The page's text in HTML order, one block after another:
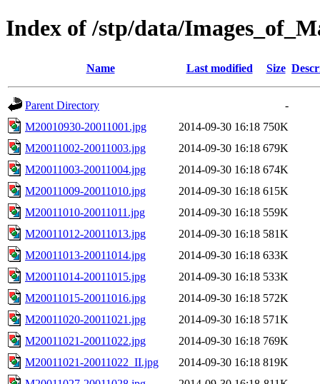
Index of /stp/data/
Name Last modified Size
Parent Directory
-
M20010930-20011001.jpg
2014-09-30 16:18 750K
M20011002-20011003.jpg
2014-09-30 16:18 679K
M20011003-20011004.jpg
2014-09-30 16:18 674K
M20011009-20011010.jpg
2014-09-30 16:18 615K
M20011010-20011011.jpg
2014-09-30 16:18 559K
M20011012-20011013.jpg
2014-09-30 16:18 581K
M20011013-20011014.jpg
2014-09-30 16:18 633K
M20011014-20011015.jpg
2014-09-30 16:18 533K
M20011015-20011016.jpg
2014-09-30 16:18 572K
M20011020-20011021.jpg
2014-09-30 16:18 571K
M20011021-20011022.jpg
2014-09-30 16:18 769K
M20011021-20011022_II.jpg
2014-09-30 16:18 819K